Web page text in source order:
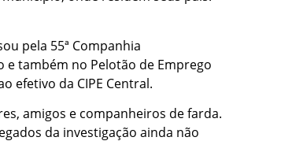
pela 55ª Companhia
e também no Pelotão de Emprego
efetivo da CIPE Central.
amigos e companheiros de farda.
da investigação ainda não